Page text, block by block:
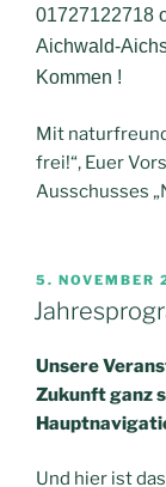
01727122718
Aichwald-
Kommen !
Mit
frei!“, Euer
Ausschusses
AM
5. NOVEMBER
Unsere
Zukunft ganz
Und hier ist